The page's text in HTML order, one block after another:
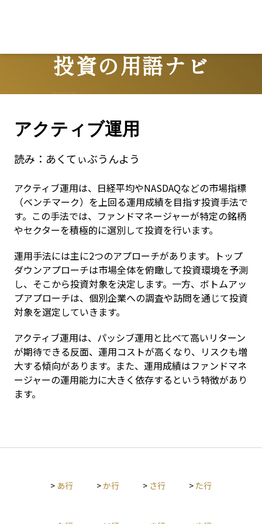
投資の用語ナビ
Terms
アクティブ運用
読み： あくてぃぶうんよう
アクティブ運用は、日経平均やNASDAQなどの市場指標
（ベンチマーク）を上回る運用成績を目指す投資手法で
す。この手法では、ファンドマネージャーが特定の銘柄
やセクターを積極的に選別して投資を行います。
運用手法には主に2つのアプローチがあります。トップ
ダウンアプローチは市場全体を俯瞰して投資環境を予測
し、そこから投資対象を決定します。一方、ボトムアッ
プアプローチは、個別企業への調査や訪問を通じて投資
対象を選定していきます。
アクティブ運用は、パッシブ運用と比べて高いリターン
が期待できる反面、運用コストが高くなり、リスクも増
大する傾向があります。また、運用成績はファンドマネ
ージャーの運用能力に大きく依存するという特徴があり
ます。
> あ行 >か行 > さ行 > た行